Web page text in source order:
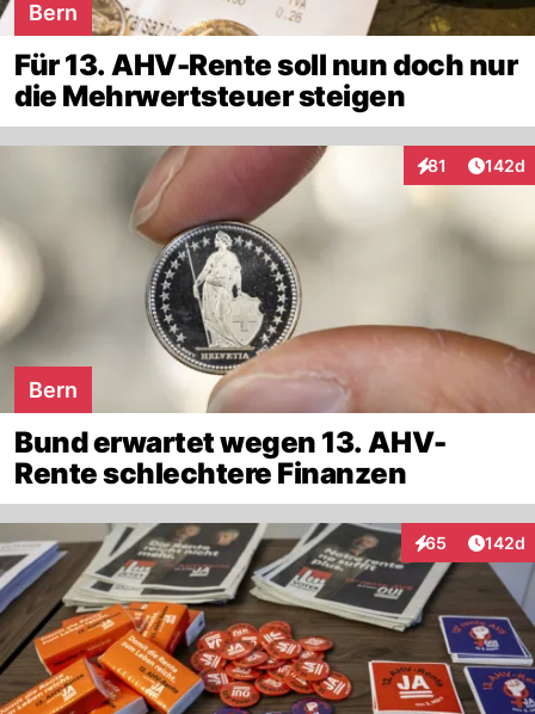
Bern
Für 13. AHV-Rente soll nun doch nur
die Mehrwertsteuer steigen
81
Interaktionen
142d
Bern
Bund erwartet wegen 13. AHV-
Rente schlechtere Finanzen
65
Interaktionen
142d